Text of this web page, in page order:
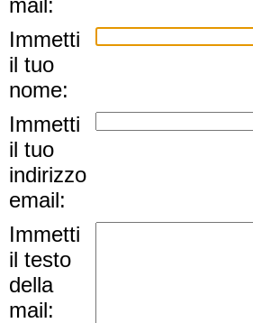
mail:
Immetti
il tuo
nome:
Immetti
il tuo
indirizzo
email:
Immetti
il testo
della
mail: